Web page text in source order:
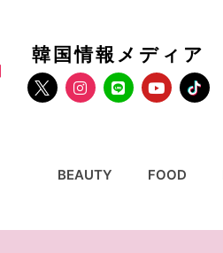
韓国情報メディア
BEAUTY FOOD